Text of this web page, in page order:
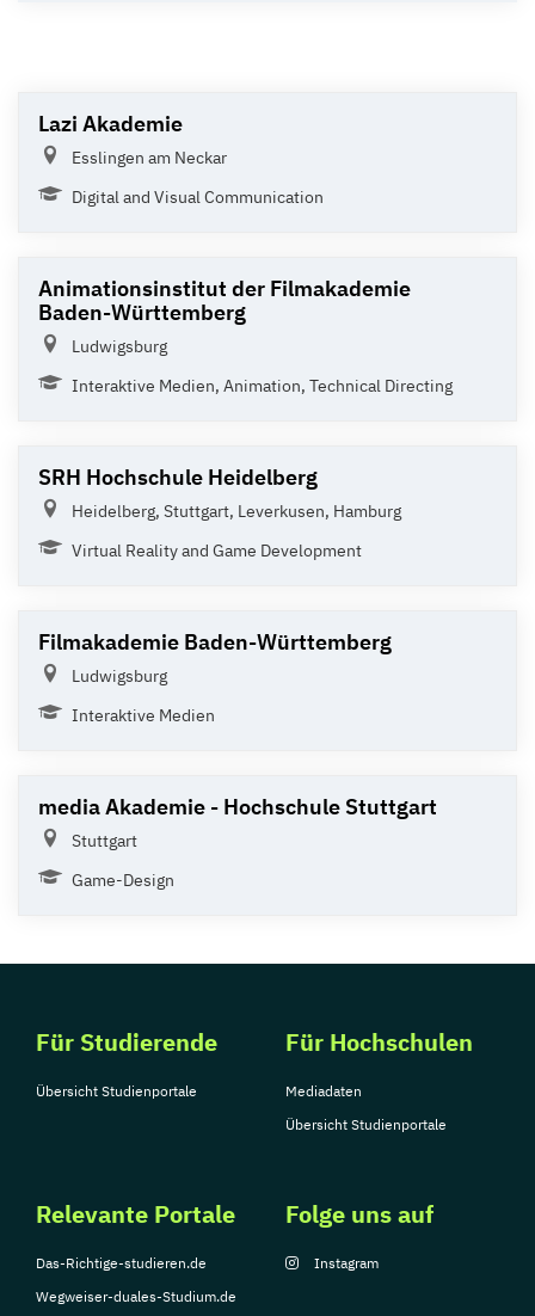
Lazi Akademie
Esslingen am Neckar
Digital and Visual Communication
Animationsinstitut der Filmakademie
Baden-Württemberg
Ludwigsburg
Interaktive Medien, Animation, Technical Directing
SRH Hochschule Heidelberg
Heidelberg, Stuttgart, Leverkusen, Hamburg
Virtual Reality and Game Development
Filmakademie Baden-Württemberg
Ludwigsburg
Interaktive Medien
media Akademie - Hochschule Stuttgart
Stuttgart
Game-Design
Für Studierende
Übersicht Studienportale
Für Hochschulen
Mediadaten
Übersicht Studienportale
Relevante Portale
Das-Richtige-studieren.de
Wegweiser-duales-Studium.de
Folge uns auf
Instagram